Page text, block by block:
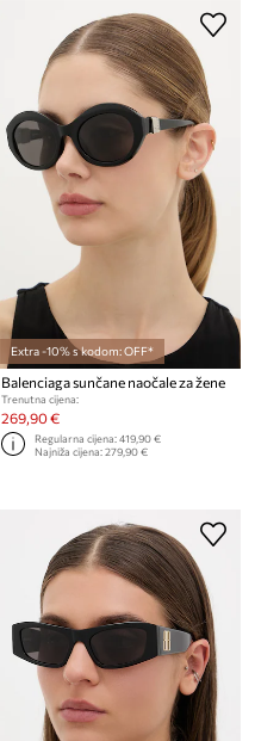
Extra -10% s kodom: OFF*
Balenciaga sunčane naočale za žene
Trenutna cijena:
269,90 €
Regularna cijena:419,90 €
Najniža cijena:279,90 €